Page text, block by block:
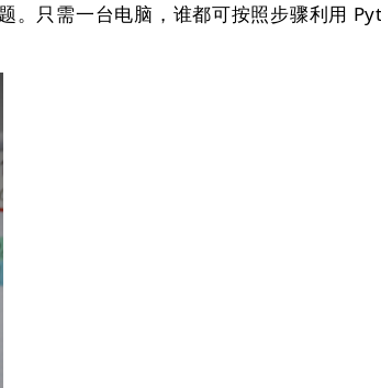
只需一台电脑，谁都可按照步骤利用